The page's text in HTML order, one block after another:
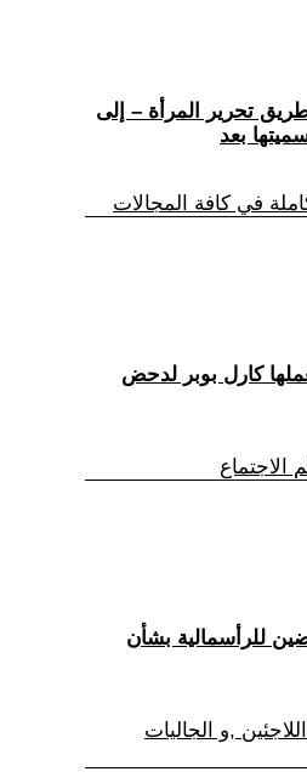
طريق تحرير المرأة – إلى
بعد
في كافة المجالات
كارل بوبر لدحض
الاجتماع
للرأسمالية بشأن
,و الجاليات